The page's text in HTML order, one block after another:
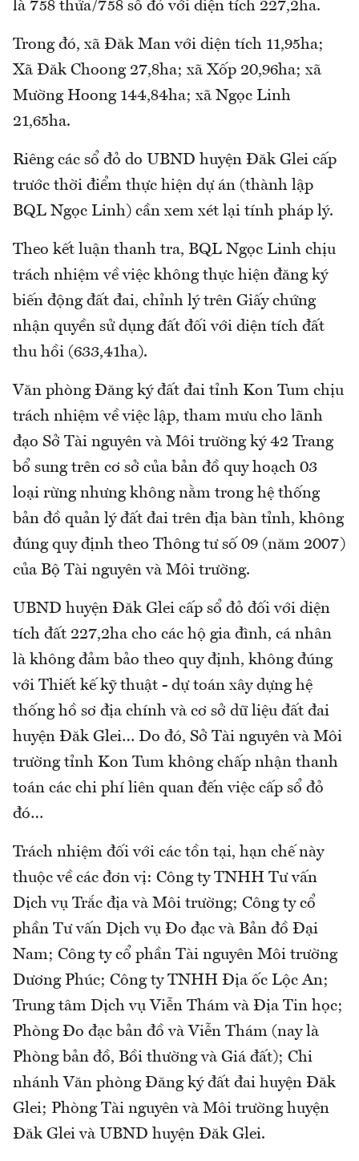
là 758 thửa/758 sổ đỏ với diện tích 227,2ha.
Trong đó, xã Đăk Man với diện tích 11,95ha;
Xã Đăk Choong 27,8ha; xã Xốp 20,96ha; xã
Mường Hoong 144,84ha; xã Ngọc Linh
21,65ha.
Riêng các sổ đỏ do UBND huyện Đăk Glei cấp
trước thời điểm thực hiện dự án (thành lập
BQL Ngọc Linh) cần xem xét lại tính pháp lý.
Theo kết luận thanh tra, BQL Ngọc Linh chịu
trách nhiệm về việc không thực hiện đăng ký
biến động đất đai, chỉnh lý trên Giấy chứng
nhận quyền sử dụng đất đối với diện tích đất
thu hồi (633,41ha).
Văn phòng Đăng ký đất đai tỉnh Kon Tum chịu
trách nhiệm về việc lập, tham mưu cho lãnh
đạo Sở Tài nguyên và Môi trường ký 42 Trang
bổ sung trên cơ sở của bản đồ quy hoạch 03
loại rừng nhưng không nằm trong hệ thống
bản đồ quản lý đất đai trên địa bàn tỉnh, không
đúng quy định theo Thông tư số 09 (năm 2007)
của Bộ Tài nguyên và Môi trường.
UBND huyện Đăk Glei cấp sổ đỏ đối với diện
tích đất 227,2ha cho các hộ gia đình, cá nhân
là không đảm bảo theo quy định, không đúng
với Thiết kế kỹ thuật - dự toán xây dựng hệ
thống hồ sơ địa chính và cơ sở dữ liệu đất đai
huyện Đăk Glei… Do đó, Sở Tài nguyên và Môi
trường tỉnh Kon Tum không chấp nhận thanh
toán các chi phí liên quan đến việc cấp sổ đỏ
đó…
Trách nhiệm đối với các tồn tại, hạn chế này
thuộc về các đơn vị: Công ty TNHH Tư vấn
Dịch vụ Trắc địa và Môi trường; Công ty cổ
phần Tư vấn Dịch vụ Đo đạc và Bản đồ Đại
Nam; Công ty cổ phần Tài nguyên Môi trường
Dương Phúc; Công ty TNHH Địa ốc Lộc An;
Trung tâm Dịch vụ Viễn Thám và Địa Tin học;
Phòng Đo đạc bản đồ và Viễn Thám (nay là
Phòng bản đồ, Bồi thường và Giá đất); Chi
nhánh Văn phòng Đăng ký đất đai huyện Đăk
Glei; Phòng Tài nguyên và Môi trường huyện
Đăk Glei và UBND huyện Đăk Glei.